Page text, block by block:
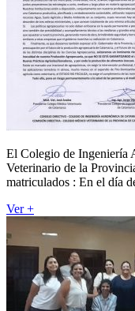
El Colegio de Ingeniería
Veterinario de la
matriculados : En el día
Ver +